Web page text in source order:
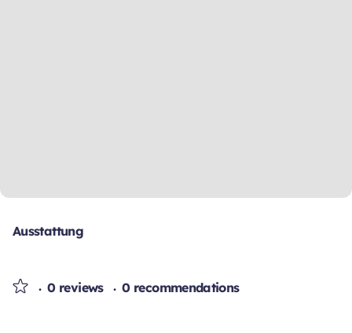
Ausstattung
0 reviews 0 recommendations